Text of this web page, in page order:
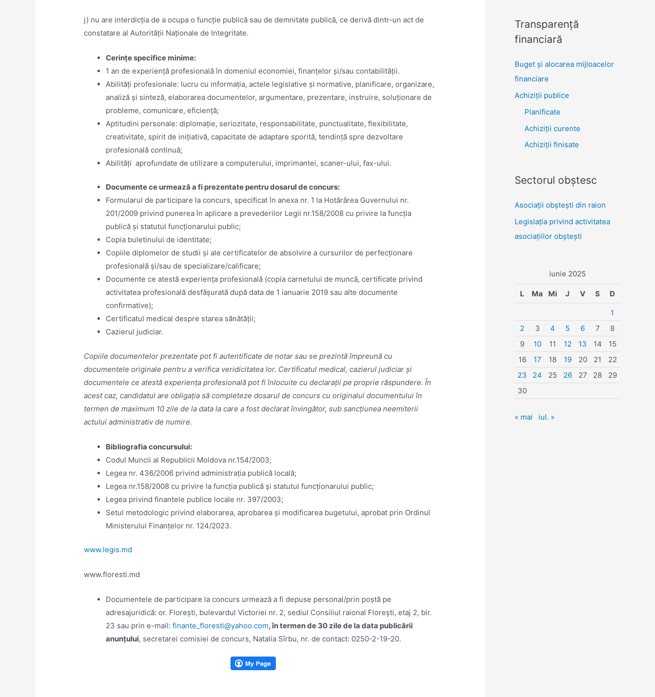
j) nu are interdicția de a ocupa o funcţie publică sau de demnitate publică, ce derivă dintr-un act de
constatare al Autorității Naționale de Integritate.
Cerinţe specifice minime:
1 an de experiență profesională în domeniul economiei, finanțelor și/sau contabilității.
Abilități profesionale: lucru cu informația, actele legislative și normative, planificare, organizare,
analiză și sinteză, elaborarea documentelor, argumentare, prezentare, instruire, soluționare de
probleme, comunicare, eficiență;
Aptitudini personale: diplomație, seriozitate, responsabilitate, punctualitate, flexibilitate,
creativitate, spirit de inițiativă, capacitate de adaptare sporită, tendință spre dezvoltare
profesională continuă;
Abilități aprofundate de utilizare a computerului, imprimantei, scaner-ului, fax-ului.
Documente ce urmează a fi prezentate pentru dosarul de concurs:
Formularul de participare la concurs, specificat în anexa nr. 1 la Hotărârea Guvernului nr.
201/2009 privind punerea în aplicare a prevederilor Legii nr.158/2008 cu privire la funcţia
publică şi statutul funcţionarului public;
Copia buletinului de identitate;
Copiile diplomelor de studii și ale certificatelor de absolvire a cursurilor de perfecționare
profesională și/sau de specializare/calificare;
Documente ce atestă experiența profesională (copia carnetului de muncă, certificate privind
activitatea profesională desfășurată după data de 1 ianuarie 2019 sau alte documente
confirmative);
Certificatul medical despre starea sănătății;
Cazierul judiciar.
Copiile documentelor prezentate pot fi autentificate de notar sau se prezintă împreună cu
documentele originale pentru a verifica veridicitatea lor. Certificatul medical, cazierul judiciar și
documentele ce atestă experiența profesională pot fi înlocuite cu declarații pe proprie răspundere. În
acest caz, candidatul are obligația să completeze dosarul de concurs cu originalul documentului în
termen de maximum 10 zile de la data la care a fost declarat învingător, sub sancțiunea neemiterii
actului administrativ de numire.
Bibliografia concursului:
Codul Muncii al Republicii Moldova nr.154/2003;
Legea nr. 436/2006 privind administrația publică locală;
Legea nr.158/2008 cu privire la funcția publică și statutul funcționarului public;
Legea privind finantele publice locale nr. 397/2003;
Setul metodologic privind elaborarea, aprobarea şi modificarea bugetului, aprobat prin Ordinul
Ministerului Finanțelor nr. 124/2023.
www.legis.md
www.floresti.md
Documentele de participare la concurs urmează a fi depuse personal/prin poștă pe
adresajuridică: or. Florești, bulevardul Victoriei nr. 2, sediul Consiliul raional Florești, etaj 2, bir.
23 sau prin e-mail:finante_floresti@yahoo.com,în termen de 30 zile de la data publicării
anunțului, secretarei comisiei de concurs, Natalia Sîrbu, nr. de contact: 0250-2-19-20.
Transparenţă
financiară
Buget și alocarea mijloacelor
financiare
Achiziţii publice
Planificate
Achiziții curente
Achiziții finisate
Sectorul obştesc
Asociaţii obşteşti din raion
Legislaţia privind activitatea
asociaţiilor obşteşti
iunie 2025
L Ma Mi J V S D
1
2
3 4 5 6 7
8
9
10 11 12 13 14
15
16
17 18 19 20 21
22
23
24 25 26 27 28
29
30
« mai iul. »